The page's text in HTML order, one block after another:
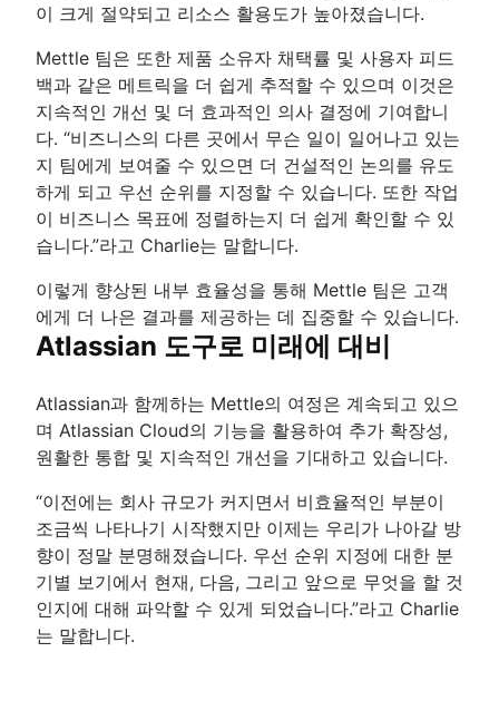
이 크게 절약되고 리소스 활용도가 높아졌습니다.
Mettle 팀은 또한 제품 소유자 채택률 및 사용자 피드
백과 같은 메트릭을 더 쉽게 추적할 수 있으며 이것은
지속적인 개선 및 더 효과적인 의사 결정에 기여합니
다. “비즈니스의 다른 곳에서 무슨 일이 일어나고 있는
지 팀에게 보여줄 수 있으면 더 건설적인 논의를 유도
하게 되고 우선 순위를 지정할 수 있습니다. 또한 작업
이 비즈니스 목표에 정렬하는지 더 쉽게 확인할 수 있
습니다.”라고 Charlie는 말합니다.
이렇게 향상된 내부 효율성을 통해 Mettle 팀은 고객
에게 더 나은 결과를 제공하는 데 집중할 수 있습니다.
Atlassian 도구로 미래에 대비
Atlassian과 함께하는 Mettle의 여정은 계속되고 있으
며 Atlassian Cloud의 기능을 활용하여 추가 확장성,
원활한 통합 및 지속적인 개선을 기대하고 있습니다.
“이전에는 회사 규모가 커지면서 비효율적인 부분이
조금씩 나타나기 시작했지만 이제는 우리가 나아갈 방
향이 정말 분명해졌습니다. 우선 순위 지정에 대한 분
기별 보기에서 현재, 다음, 그리고 앞으로 무엇을 할 것
인지에 대해 파악할 수 있게 되었습니다.”라고 Charlie
는 말합니다.